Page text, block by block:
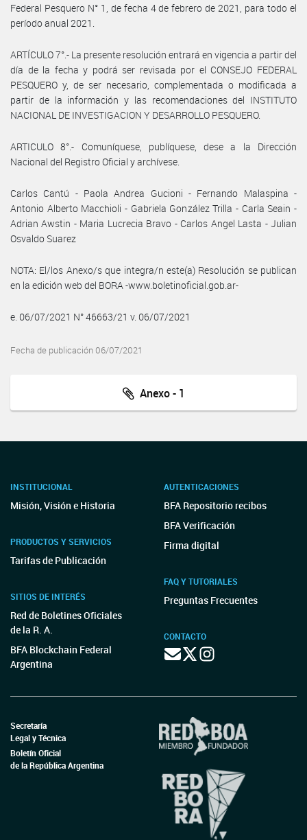
Federal Pesquero N° 1, de fecha 4 de febrero de 2021, para todo el
período anual 2021.
ARTÍCULO 7°.- La presente resolución entrará en vigencia a partir del
día de la fecha y podrá ser revisada por el CONSEJO FEDERAL
PESQUERO y, de ser necesario, complementada o modificada a
partir de la información y las recomendaciones del INSTITUTO
NACIONAL DE INVESTIGACION Y DESARROLLO PESQUERO.
ARTICULO 8°.- Comuníquese, publíquese, dese a la Dirección
Nacional del Registro Oficial y archívese.
Carlos Cantú - Paola Andrea Gucioni - Fernando Malaspina -
Antonio Alberto Macchioli - Gabriela González Trilla - Carla Seain -
Adrian Awstin - Maria Lucrecia Bravo - Carlos Angel Lasta - Julian
Osvaldo Suarez
NOTA: El/los Anexo/s que integra/n este(a) Resolución se publican
en la edición web del BORA -www.boletinoficial.gob.ar-
e. 06/07/2021 N° 46663/21 v. 06/07/2021
Fecha de publicación 06/07/2021
Anexo - 1
INSTITUCIONAL
Misión, Visión e Historia
PRODUCTOS Y SERVICIOS
Tarifas de Publicación
SITIOS DE INTERÉS
Red de Boletines Oficiales
de la R. A.
BFA Blockchain Federal
Argentina
AUTENTICACIONES
BFA Repositorio recibos
BFA Verificación
Firma digital
FAQ Y TUTORIALES
Preguntas Frecuentes
CONTACTO
Secretaría
Legal y Técnica
Boletín Oficial
de la República Argentina